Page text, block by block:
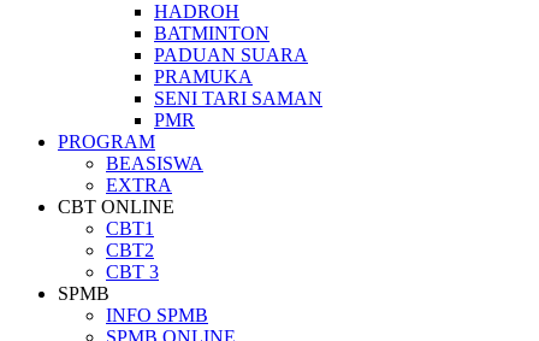
HADROH
BATMINTON
PADUAN SUARA
PRAMUKA
SENI TARI SAMAN
PMR
PROGRAM
BEASISWA
EXTRA
CBT ONLINE
CBT1
CBT2
CBT 3
SPMB
INFO SPMB
SPMB ONLINE